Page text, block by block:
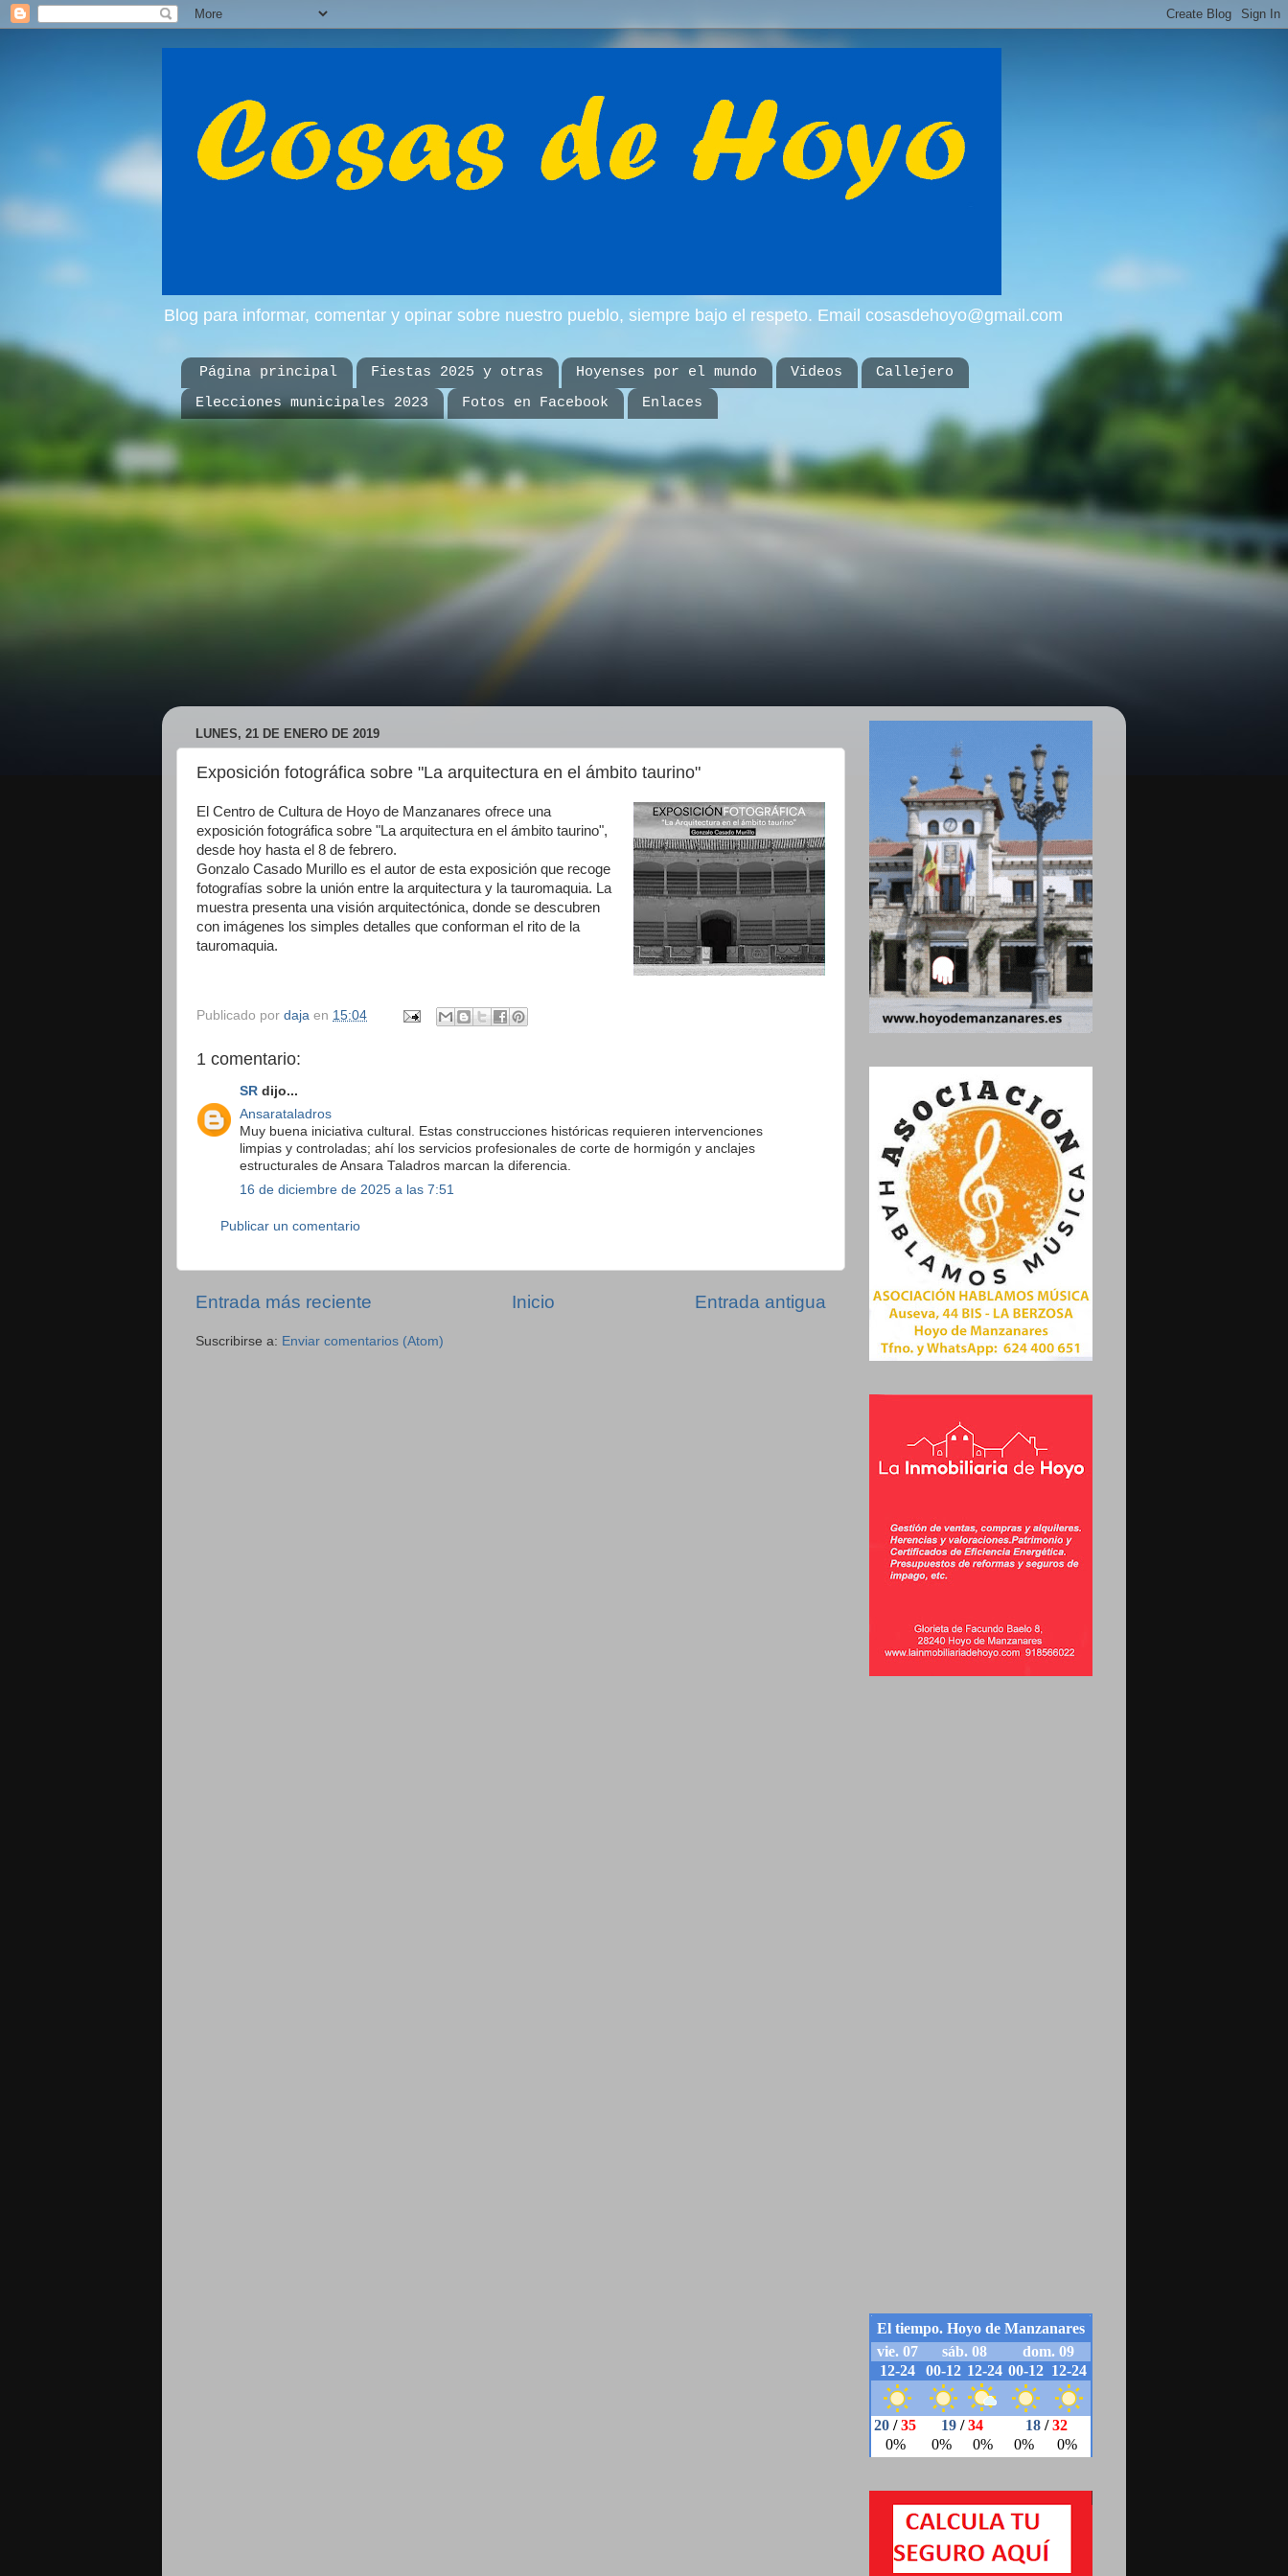
Blog para informar, comentar y opinar sobre nuestro pueblo, siempre bajo el respeto. Email cosasdehoyo@gmail.com
Página principal Fiestas 2025 y otras Hoyenses por el mundo Videos
Callejero
Elecciones municipales 2023
Fotos en Facebook Enlaces
LUNES, 21 DE ENERO DE 2019
Exposición fotográfica sobre "La arquitectura en el ámbito taurino"
El Centro de Cultura de Hoyo de Manzanares ofrece una
exposición fotográfica sobre "La arquitectura en el ámbito taurino",
desde hoy hasta el 8 de febrero.
Gonzalo Casado Murillo es el autor de esta exposición que recoge
fotografías sobre la unión entre la arquitectura y la tauromaquia. La
muestra presenta una visión arquitectónica, donde se descubren
con imágenes los simples detalles que conforman el rito de la
tauromaquia.
Publicado por daja en 15:04
1 comentario:
SR dijo...
Ansarataladros
Muy buena iniciativa cultural. Estas construcciones históricas requieren intervenciones
limpias y controladas; ahí los servicios profesionales de corte de hormigón y anclajes
estructurales de Ansara Taladros marcan la diferencia.
16 de diciembre de 2025 a las 7:51
Publicar un comentario
Entrada más reciente Entrada antigua
Inicio
Suscribirse a: Enviar comentarios (Atom)